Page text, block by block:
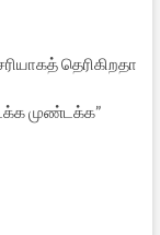
தெரிகிறதா
முண்டக்க”